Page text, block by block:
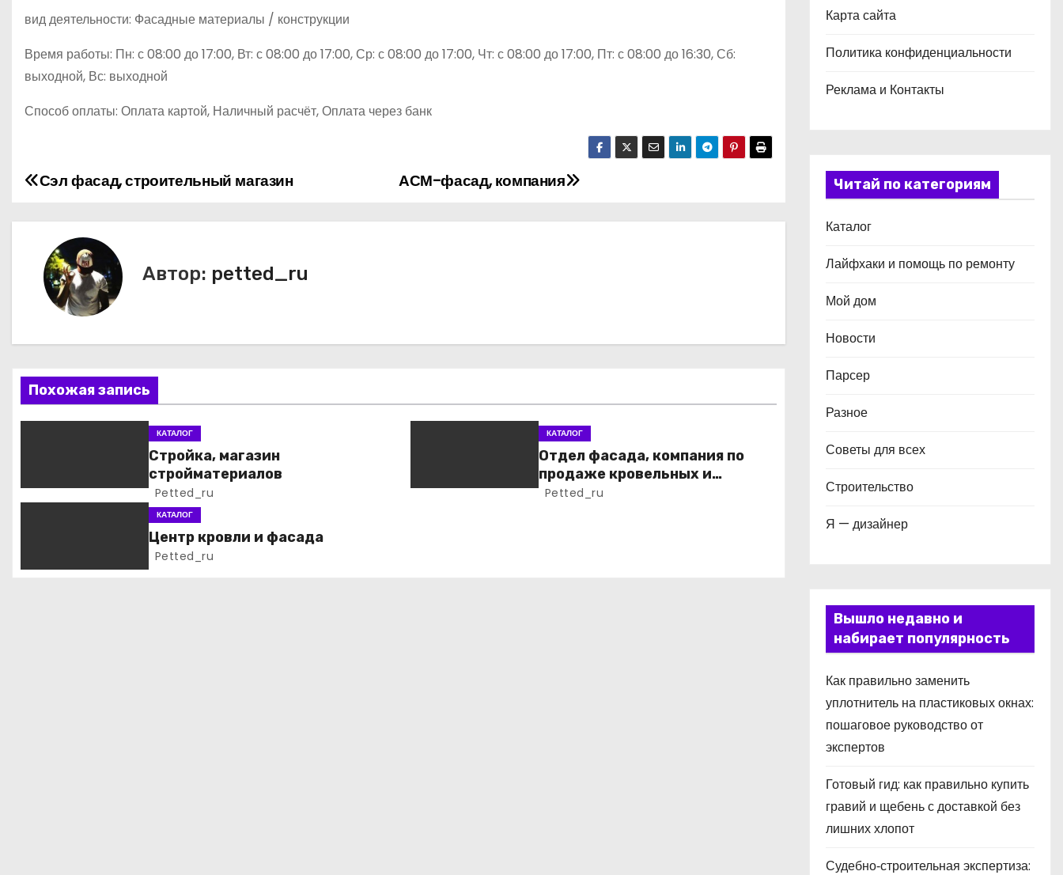
вид деятельности: Фасадные материалы / конструкции
Время работы: Пн: с 08:00 до 17:00, Вт: с 08:00 до 17:00, Ср: с 08:00 до 17:00, Чт: с 08:00 до 17:00, Пт: с 08:00 до 16:30, Сб:
выходной, Вс: выходной
Способ оплаты: Оплата картой, Наличный расчёт, Оплата через банк
Н
а
а
ц
и
п
АСМ-фасад, компания
Сэл фасад, строительный магазин
Автор: petted_ru
Похожая запись
КАТАЛОГ
Стройка, магазин
стройматериалов
Petted_ru
КАТАЛОГ
Отдел фасада, компания по
продаже кровельных и
фасадных материалов
Petted_ru
КАТАЛОГ
Центр кровли и фасада
Petted_ru
Карта сайта
Политика конфиденциальности
Реклама и Контакты
Читай по категориям
Каталог
Лайфхаки и помощь по ремонту
Мой дом
Новости
Парсер
Разное
Советы для всех
Строительство
Я — дизайнер
Вышло недавно и
набирает популярность
Как правильно заменить
уплотнитель на пластиковых окнах:
пошаговое руководство от
экспертов
Готовый гид: как правильно купить
гравий и щебень с доставкой без
лишних хлопот
Судебно‑строительная экспертиза: